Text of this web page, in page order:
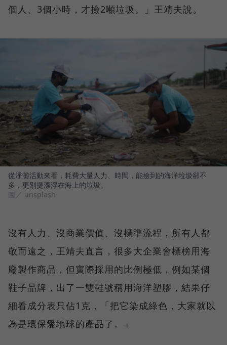
個人、3個小時，才撿2噸垃圾。」王靖夫說。
從淨灘活動來看，耗費大量人力、時間，能撿到的海洋垃圾卻不
多，更別提漂浮在海上的垃圾。
圖／ unsplash
沒有人力、沒商業價值、沒標準流程，所有人都
敬而遠之，王靖夫直言，很多大企業會標榜用海
廢製作商品，但實際採用的比例極低，例如某個
鞋子品牌，出了一雙鞋號稱用海洋塑膠，結果仔
細看成分表只佔1克，「把它染成綠色，大家就以
為是環保愛地球的產品了。」